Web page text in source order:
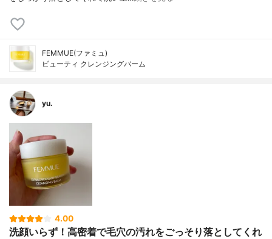
FEMMUE(ファミュ)
ビューティ クレンジングバーム
yu.
4.00
洗顔いらず！高密着で毛穴の汚れをごっそり落としてくれ